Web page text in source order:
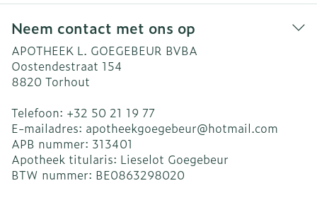
Neem contact met ons op
APOTHEEK L. GOEGEBEUR BVBA
Oostendestraat 154
8820 Torhout
Telefoon: +32 50 21 19 77
E-mailadres: apotheekgoegebeur@hotmail.com
APB nummer: 313401
Apotheek titularis: Lieselot Goegebeur
BTW nummer: BE0863298020